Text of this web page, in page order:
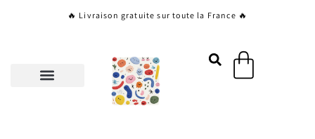
🔥 Livraison gratuite sur toute la France 🔥
Panier